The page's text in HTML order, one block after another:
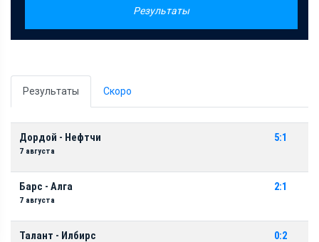
Результаты
Результаты Скоро
Дордой - Нефтчи
7 августа
5:1
Барс - Алга
7 августа
2:1
Талант - Илбирс 0:2